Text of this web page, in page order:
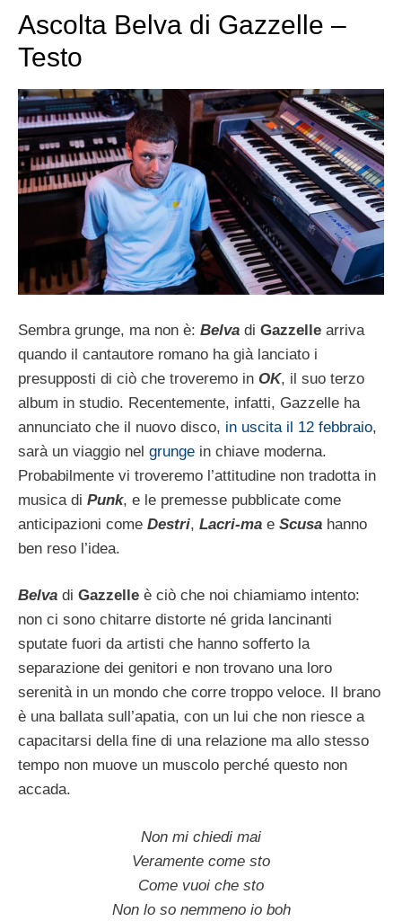
Ascolta Belva di Gazzelle –
Testo
Sembra grunge, ma non è: Belva di Gazzelle arriva
quando il cantautore romano ha già lanciato i
presupposti di ciò che troveremo in OK, il suo terzo
album in studio. Recentemente, infatti, Gazzelle ha
annunciato che il nuovo disco, in uscita il 12 febbraio,
sarà un viaggio nel grunge in chiave moderna.
Probabilmente vi troveremo l’attitudine non tradotta in
musica di Punk, e le premesse pubblicate come
anticipazioni come Destri, Lacri-ma e Scusa hanno
ben reso l’idea.
Belva di Gazzelle è ciò che noi chiamiamo intento:
non ci sono chitarre distorte né grida lancinanti
sputate fuori da artisti che hanno sofferto la
separazione dei genitori e non trovano una loro
serenità in un mondo che corre troppo veloce. Il brano
è una ballata sull’apatia, con un lui che non riesce a
capacitarsi della fine di una relazione ma allo stesso
tempo non muove un muscolo perché questo non
accada.
Non mi chiedi mai
Veramente come sto
Come vuoi che sto
Non lo so nemmeno io boh